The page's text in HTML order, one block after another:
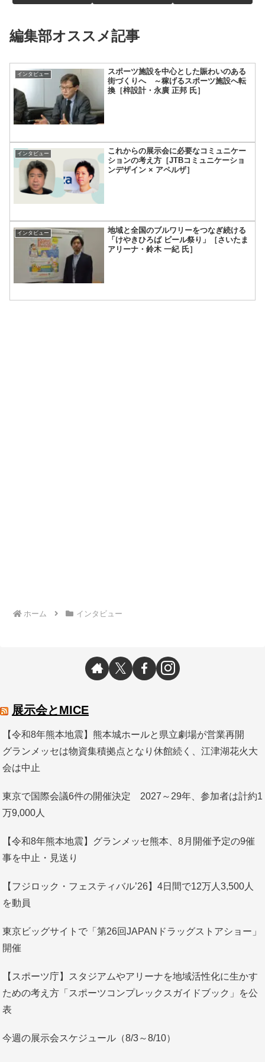
編集部オススメ記事
インタビュー
スポーツ施設を中心とした賑わいのある
街づくりへ ～稼げるスポーツ施設へ転
換［梓設計・永廣 正邦 氏］
インタビュー
これからの展示会に必要なコミュニケー
ションの考え方［JTBコミュニケーショ
ンデザイン × アペルザ］
インタビュー
地域と全国のブルワリーをつなぎ続ける
「けやきひろば ビール祭り」［さいたま
アリーナ・鈴木 一紀 氏］
ホーム インタビュー
展示会とMICE
【令和8年熊本地震】熊本城ホールと県立劇場が営業再開
グランメッセは物資集積拠点となり休館続く、江津湖花火大
会は中止
東京で国際会議6件の開催決定 2027～29年、参加者は計約1
万9,000人
【令和8年熊本地震】グランメッセ熊本、8月開催予定の9催
事を中止・見送り
【フジロック・フェスティバル’26】4日間で12万人3,500人
を動員
東京ビッグサイトで「第26回JAPANドラッグストアショー」
開催
【スポーツ庁】スタジアムやアリーナを地域活性化に生かす
ための考え方「スポーツコンプレックスガイドブック」を公
表
今週の展示会スケジュール（8/3～8/10）